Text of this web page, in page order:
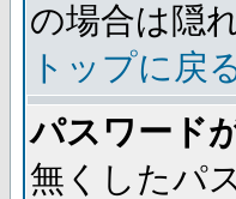
の場合は隠
トップに戻
パスワード
無くしたパ